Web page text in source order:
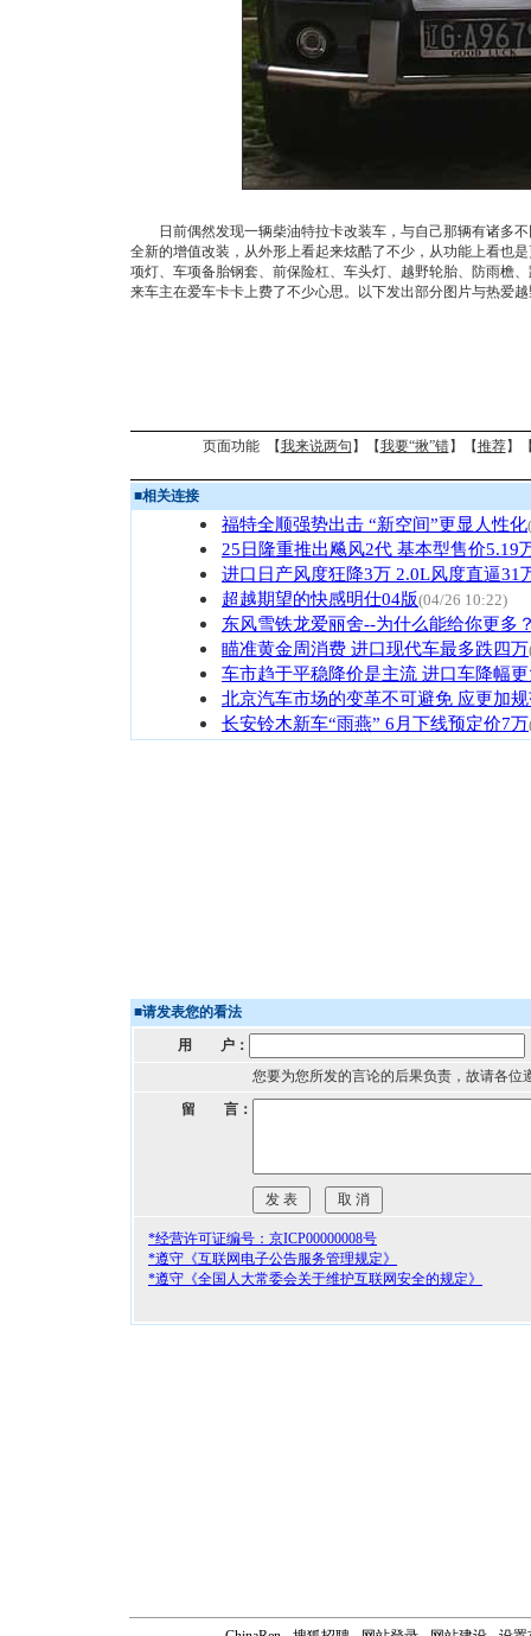
日前偶然发现一辆柴油特拉卡改装车，与自己那辆有诸多不
全新的增值改装，从外形上看起来炫酷了不少，从功能上看也
项灯、车项备胎钢套、前保险杠、车头灯、越野轮胎、防雨檐
来车主在爱车卡卡上费了不少心思。以下发出部分图片与热爱
页面功能 【我来说两句 】【我要“揪”错】【推荐】
■相关连接
福特全顺强势出击 “新空间”更显人性化
25日隆重推出飚风2代 基本型售价5.19
进口日产风度狂降3万 2.0L风度直逼31
超越期望的快感明仕04版(04/26 10:22)
东风雪铁龙爱丽舍--为什么能给你更多
瞄准黄金周消费 进口现代车最多跌四万
车市趋于平稳降价是主流 进口车降幅
北京汽车市场的变革不可避免 应更加
长安铃木新车“雨燕” 6月下线预定价7万
■请发表您的看法
用 户：
您要为您所发的言论的后果负责，故请各位
留 言：
*经营许可证编号：京ICP00000008号
*遵守《互联网电子公告服务管理规定》
*遵守《全国人大常委会关于维护互联网安全的规定》